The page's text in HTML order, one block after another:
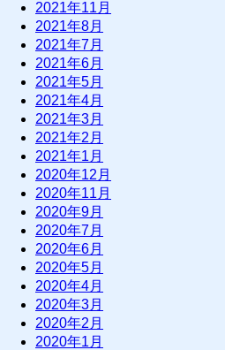
2021年11月
2021年8月
2021年7月
2021年6月
2021年5月
2021年4月
2021年3月
2021年2月
2021年1月
2020年12月
2020年11月
2020年9月
2020年7月
2020年6月
2020年5月
2020年4月
2020年3月
2020年2月
2020年1月